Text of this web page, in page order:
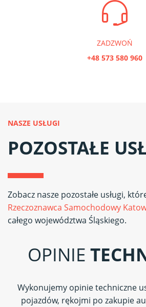
ZADZWOŃ
+48 573 580 960
NASZE USŁUGI
POZOSTAŁE
Zobacz nasze pozostałe usługi,
Rzeczoznawca Samochodowy
całego województwa Śląskiego.
OPINIE
Wykonujemy opinie techniczne
pojazdów, rękojmi po zakupie